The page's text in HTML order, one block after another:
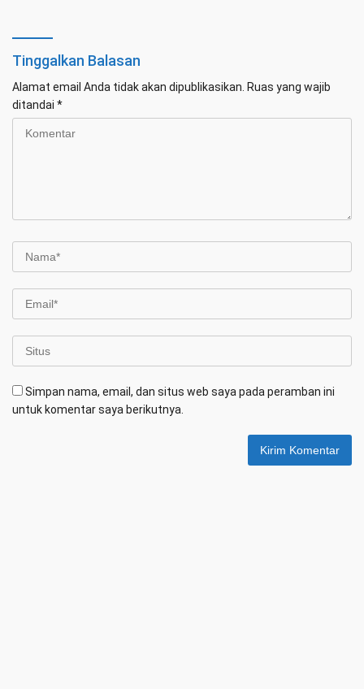
Tinggalkan Balasan
Alamat email Anda tidak akan dipublikasikan. Ruas yang wajib
ditandai *
Simpan nama, email, dan situs web saya pada peramban ini
untuk komentar saya berikutnya.